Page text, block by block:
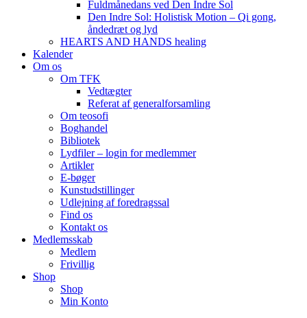
Fuldmånedans ved Den Indre Sol
Den Indre Sol: Holistisk Motion – Qi gong,
åndedræt og lyd
HEARTS AND HANDS healing
Kalender
Om os
Om TFK
Vedtægter
Referat af generalforsamling
Om teosofi
Boghandel
Bibliotek
Lydfiler – login for medlemmer
Artikler
E-bøger
Kunstudstillinger
Udlejning af foredragssal
Find os
Kontakt os
Medlemsskab
Medlem
Frivillig
Shop
Shop
Min Konto